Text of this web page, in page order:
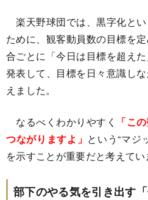
楽天野球団では、黒字化と
ために、観客動員数の目標を
合ごとに「今日は目標を超え
発表して、目標を日々意識し
えました。
なるべくわかりやすく
「こ
つながりますよ」 という“マジ
を示すことが重要だと考えてい
部下のやる気を引き出す